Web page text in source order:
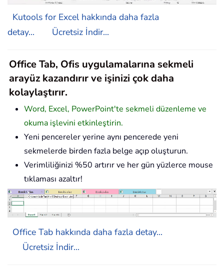
Kutools for Excel hakkında daha fazla
detay...
Ücretsiz İndir...
Office Tab, Ofis uygulamalarına sekmeli
arayüz kazandırır ve işinizi çok daha
kolaylaştırır.
Word, Excel, PowerPoint'te sekmeli düzenleme ve
okuma işlevini etkinleştirin.
Yeni pencereler yerine aynı pencerede yeni
sekmelerde birden fazla belge açıp oluşturun.
Verimliliğinizi %50 artırır ve her gün yüzlerce mouse
tıklaması azaltır!
Office Tab hakkında daha fazla detay...
Ücretsiz İndir...